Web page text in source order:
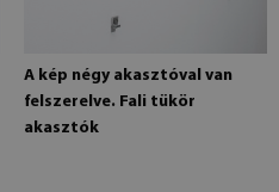
A kép négy akasztóval van
felszerelve. Fali tükör
akasztók